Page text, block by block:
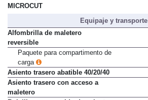
cuero napa / microfibra
Equipaje y transporte
Alfombrilla de maletero
reversible
Paquete para compartimento de
carga
Asiento trasero abatible 40/20/40
Asiento trasero con acceso a